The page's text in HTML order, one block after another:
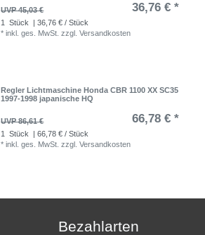
UVP 45,03 € 36,76 € *
1 Stück
| 36,76 € / Stück
*inkl. ges. MwSt. zzgl.Versandkosten
Regler Lichtmaschine Honda CBR 1100 XX SC35
1997-1998 japanische HQ
UVP 86,61 € 66,78 € *
1 Stück
| 66,78 € / Stück
*inkl. ges. MwSt. zzgl.Versandkosten
Bezahlarten